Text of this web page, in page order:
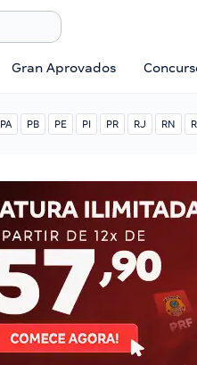
Gran Aprovados
PA PB PE PI PR RJ RN